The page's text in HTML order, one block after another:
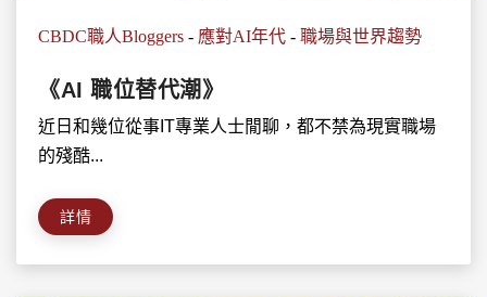
CBDC職人Bloggers - 應對AI年代 - 職場與世界趨勢
《AI 職位替代潮》
近日和幾位從事IT專業人士閒聊，都不禁為現實職場
的殘酷...
詳情